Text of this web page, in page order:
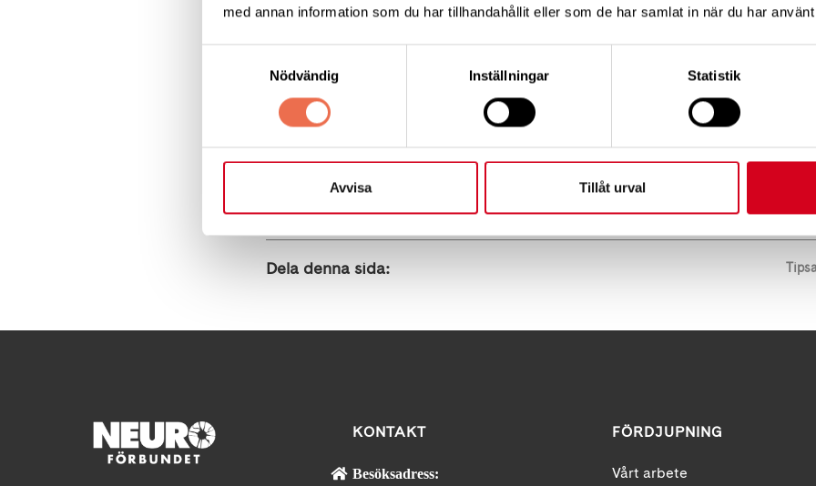
med annan information som du har tillhandahållit eller som de har samlat in när du har
Nödvändig
Inställningar Statistik
Avvisa Tillåt urval
Neurologi i Sverige (pdf)
Dela denna sida:
KONTAKT
Besöksadress:
FÖRDJUPNING
Vårt arbete